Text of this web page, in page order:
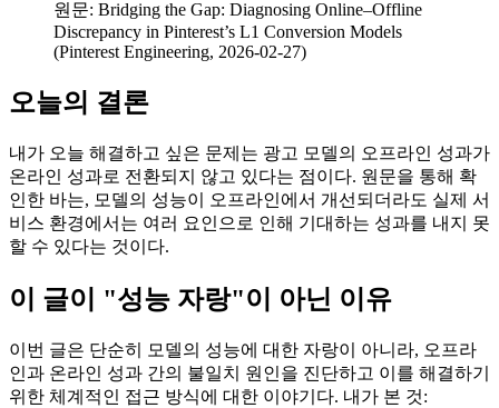
원문: Bridging the Gap: Diagnosing Online–Offline
Discrepancy in Pinterest’s L1 Conversion Models
(Pinterest Engineering, 2026-02-27)
오늘의 결론
내가 오늘 해결하고 싶은 문제는 광고 모델의 오프라인 성과가
온라인 성과로 전환되지 않고 있다는 점이다. 원문을 통해 확
인한 바는, 모델의 성능이 오프라인에서 개선되더라도 실제 서
비스 환경에서는 여러 요인으로 인해 기대하는 성과를 내지 못
할 수 있다는 것이다.
이 글이 "성능 자랑"이 아닌 이유
이번 글은 단순히 모델의 성능에 대한 자랑이 아니라, 오프라
인과 온라인 성과 간의 불일치 원인을 진단하고 이를 해결하기
위한 체계적인 접근 방식에 대한 이야기다. 내가 본 것: